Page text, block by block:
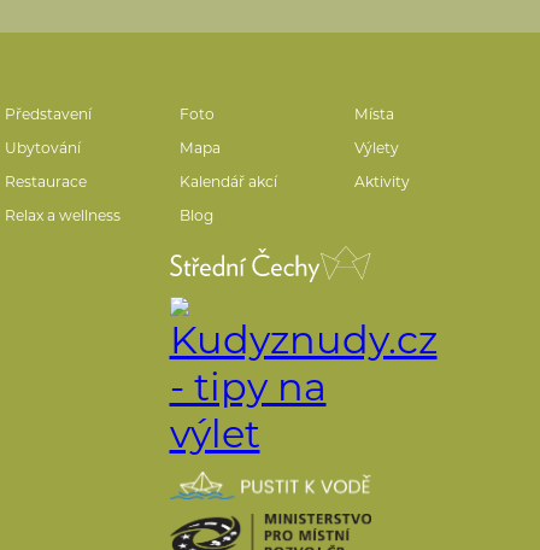
Představení Foto
Místa
Ubytování
Mapa
Výlety
Restaurace
Kalendář akcí
Aktivity
Relax a wellness
Blog